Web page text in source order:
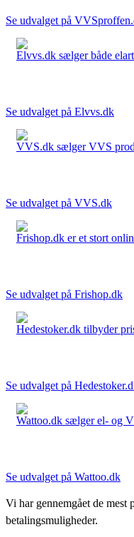
Se udvalget på
Elvvs.dk sælger både
Se udvalget på Elvvs.dk
VVS.dk sælger VVS
Se udvalget på VVS.dk
Frishop.dk er et stort
Se udvalget på Frishop.dk
Hedestoker.dk tilbyder
Se udvalget på
Wattoo.dk sælger el- og
Se udvalget på Wattoo.dk
Vi har gennemgået de mest
betalingsmuligheder.